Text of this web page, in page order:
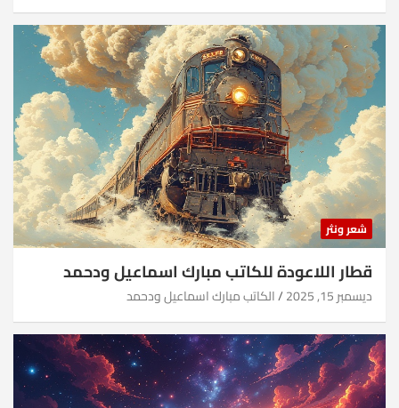
شعر ونثر
قطار اللاعودة للكاتب مبارك اسماعيل ودحمد
ديسمبر 15, 2025 الكاتب مبارك اسماعيل ودحمد